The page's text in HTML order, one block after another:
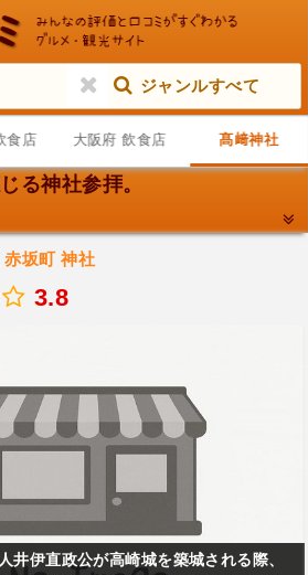
ジャンルすべて
食店 大阪府 飲食店 髙﨑神社
る神社参拝。
赤坂町 神社
3.8
井伊直政公が高崎城を築城される際、